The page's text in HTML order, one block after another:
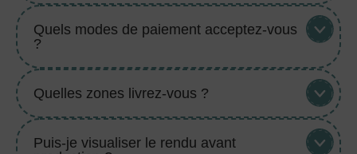
Quels modes de paiement acceptez-vous
?
Quelles zones livrez-vous ?
Puis-je visualiser le rendu avant